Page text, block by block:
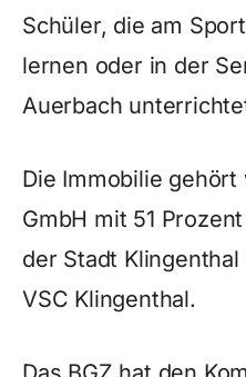
Schüler, die am
lernen oder in der
Auerbach
Die Immobilie
GmbH mit 51
der Stadt
VSC Klingenthal.